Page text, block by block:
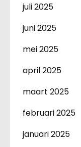
juli 2025
juni 2025
mei 2025
april 2025
maart 2025
februari 2025
januari 2025